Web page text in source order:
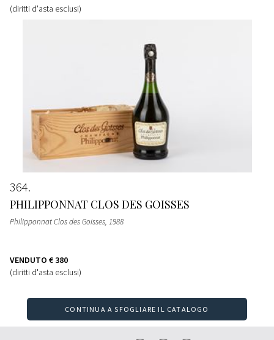
(diritti d'asta esclusi)
364
PHILIPPONNAT CLOS DES GOISSES
Philipponnat Clos des Goisses, 1988
VENDUTO € 380
(diritti d'asta esclusi)
CONTINUA A SFOGLIARE IL CATALOGO